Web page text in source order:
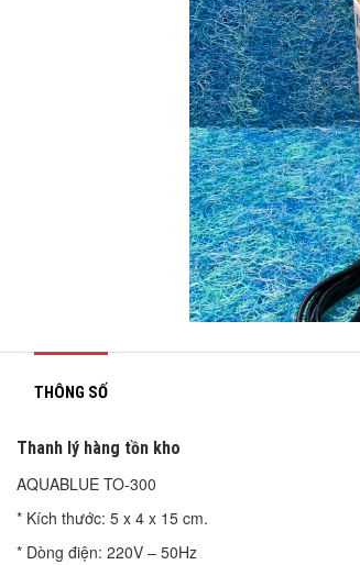
THÔNG SỐ
Thanh lý hàng tồn kho
AQUABLUE TO-300
* Kích thước: 5 x 4 x 15 cm.
* Dòng điện: 220V – 50Hz